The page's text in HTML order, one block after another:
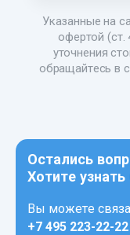
Указанные на
офертой
уточнения
обращайтесь в
Остались
Хотите
Вы можете
+7 495 223-22-22